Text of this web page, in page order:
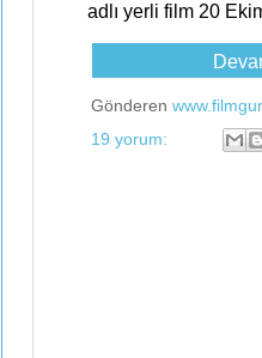
adlı yerli film 20
Gönderen
19 yorum: